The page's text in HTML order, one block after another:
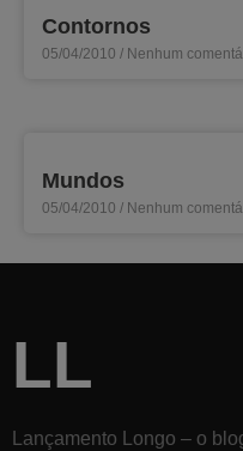
Contornos
05/04/2010 Nenhum
Mundos
05/04/2010 Nenhum
LL
Lançamento Longo – o